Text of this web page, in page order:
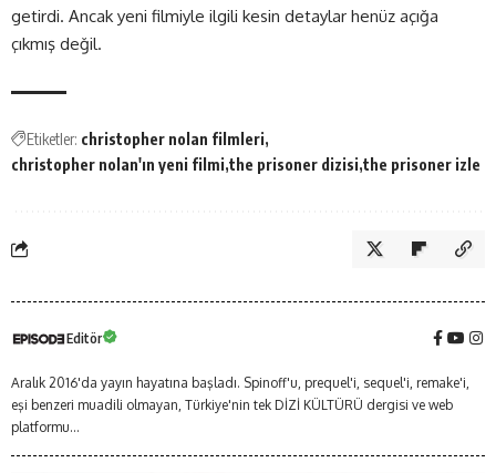
getirdi. Ancak yeni filmiyle ilgili kesin detaylar henüz açığa
çıkmış değil.
Etiketler: christopher nolan filmleri
christopher nolan'ın yeni filmi the prisoner dizisi the prisoner izle
Editör
Aralık 2016'da yayın hayatına başladı. Spinoff'u, prequel'i, sequel'i, remake'i,
eşi benzeri muadili olmayan, Türkiye'nin tek DİZİ KÜLTÜRÜ dergisi ve web
platformu...